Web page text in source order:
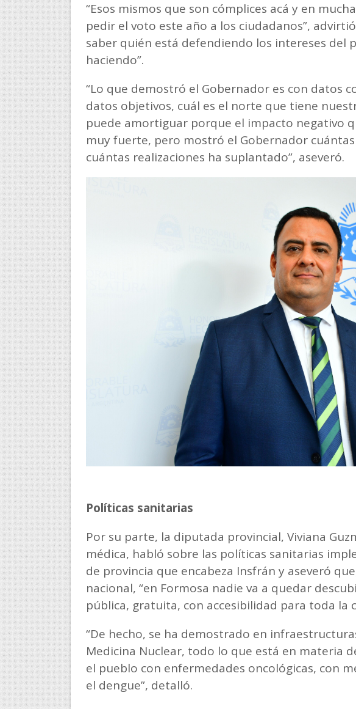
“Esos mismos que son cómplices acá y en
pedir el voto este año a los ciudadanos”,
saber quién está defendiendo los intereses del
haciendo”.
“Lo que demostró el Gobernador es con datos
datos objetivos, cuál es el norte que tiene
puede amortiguar porque el impacto negativo
muy fuerte, pero mostró el Gobernador
cuántas realizaciones ha suplantado”, aseveró.
Políticas sanitarias
Por su parte, la diputada provincial, Viviana
médica, habló sobre las políticas sanitarias
de provincia que encabeza Insfrán y aseveró
nacional, “en Formosa nadie va a quedar
pública, gratuita, con accesibilidad para toda la
“De hecho, se ha demostrado en
Medicina Nuclear, todo lo que está en materia
el pueblo con enfermedades oncológicas, con
el dengue”, detalló.